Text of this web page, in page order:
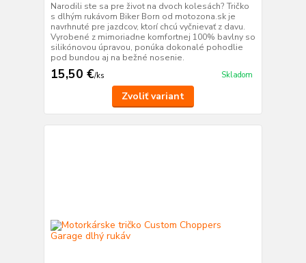
Narodili ste sa pre život na dvoch kolesách? Tričko
s dlhým rukávom Biker Born od motozona.sk je
navrhnuté pre jazdcov, ktorí chcú vyčnievať z davu.
Vyrobené z mimoriadne komfortnej 100% bavlny so
silikónovou úpravou, ponúka dokonalé pohodlie
pod bundou aj na bežné nosenie.
15,50 €/ks Skladom
Zvoliť variant